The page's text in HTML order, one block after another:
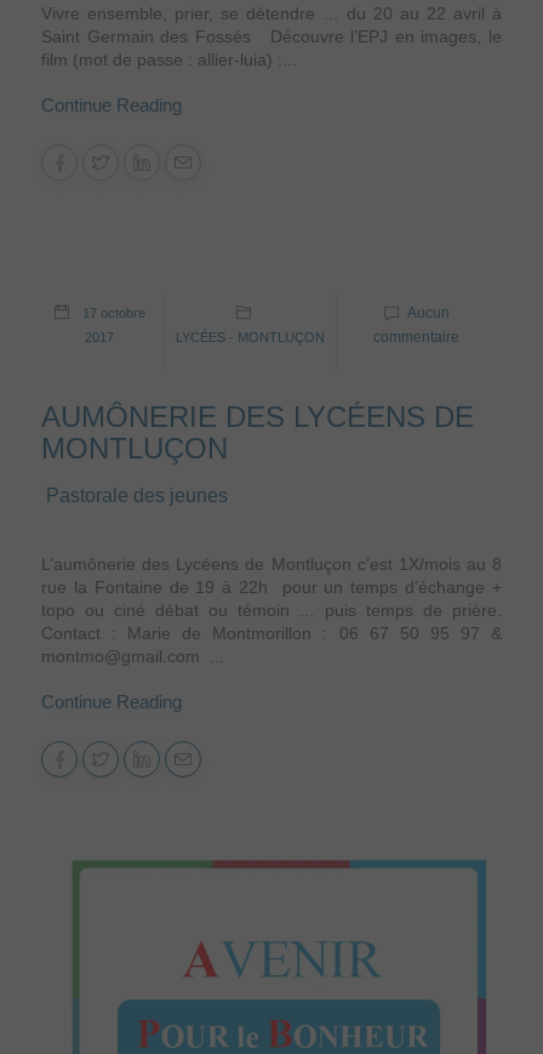
Vivre ensemble, prier, se détendre … du 20 au 22 avril à
Saint Germain des Fossés Découvre l’EPJ en images, le
film (mot de passe : allier-luia) :...
Continue Reading
17 octobre
2017
LYCÉES - MONTLUÇON
Aucun
commentaire
AUMÔNERIE DES LYCÉENS DE
MONTLUÇON
Pastorale des jeunes
L’aumônerie des Lycéens de Montluçon c’est 1X/mois au 8
rue la Fontaine de 19 à 22h pour un temps d’échange +
topo ou ciné débat ou témoin … puis temps de prière.
Contact : Marie de Montmorillon : 06 67 50 95 97 &
montmo@gmail.com ...
Continue Reading